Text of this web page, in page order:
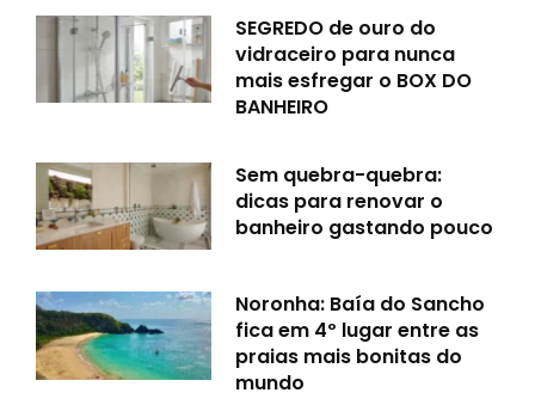
SEGREDO de ouro do
vidraceiro para nunca
mais esfregar o BOX DO
BANHEIRO
Sem quebra-quebra:
dicas para renovar o
banheiro gastando pouco
Noronha: Baía do Sancho
fica em 4º lugar entre as
praias mais bonitas do
mundo